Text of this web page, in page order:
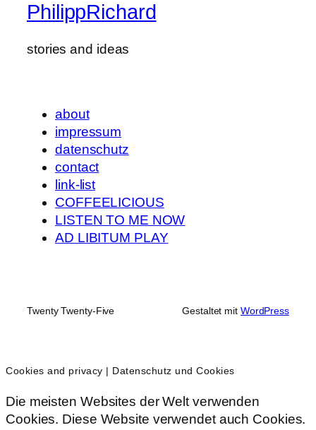
PhilippRichard
stories and ideas
about
impressum
datenschutz
contact
link-list
COFFEELICIOUS
LISTEN TO ME NOW
AD LIBITUM PLAY
Twenty Twenty-Five Gestaltet mit WordPress
Cookies and privacy | Datenschutz und Cookies
Die meisten Websites der Welt verwenden
Cookies. Diese Website verwendet auch Cookies.